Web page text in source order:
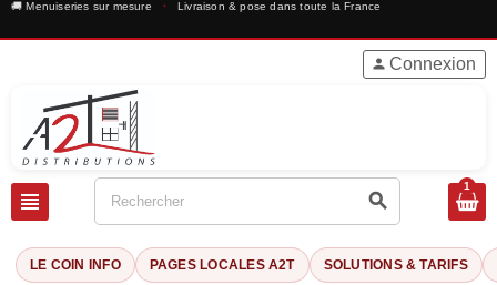
🚚 Menuiseries sur mesure · Livraison & pose dans toute la France
view_headline search
person Connexion
1
LE COIN INFO PAGES LOCALES A2T SOLUTIONS & TARIFS